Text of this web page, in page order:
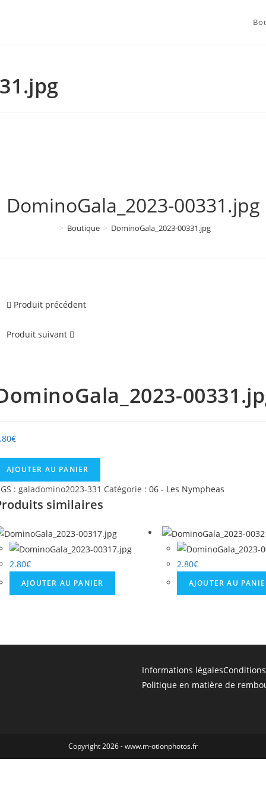
DominoGala_2023-00331.jpg
> Boutique > DominoGala_2023-00331.jpg
Produit précédent
Produit suivant
€
quantité
AJOUTER AU PANIER
: galadomino2023-331 Catégorie : 06 - Les Nympheas
similaires
2.80€
AJOUTER AU PANIER
2.80€
AJOUTER AU
Informations légales
Politique en matière de
Copyright 2026 - www.m-otionphotos.fr